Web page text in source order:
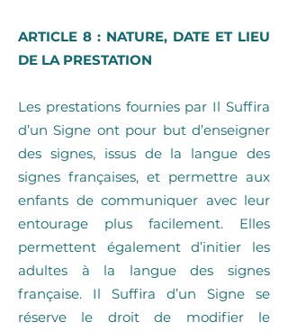
ARTICLE 8 : NATURE, DATE ET LIEU
DE LA PRESTATION
Les prestations fournies par Il Suffira
d’un Signe ont pour but d’enseigner
des signes, issus de la langue des
signes françaises, et permettre aux
enfants de communiquer avec leur
entourage plus facilement. Elles
permettent également d’initier les
adultes à la langue des signes
française. Il Suffira d’un Signe se
réserve le droit de modifier le